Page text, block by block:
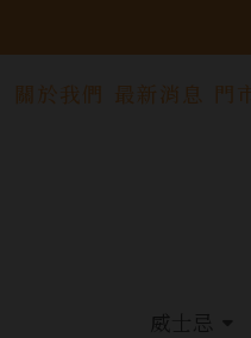
關於我們 最新消息 門
威士忌